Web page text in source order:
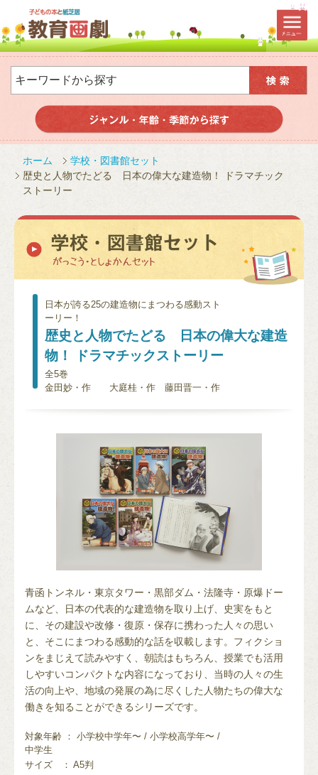
ホーム
学校・図書館セット
歴史と人物でたどる 日本の偉大な建造物！ ドラマチック
ストーリー
日本が誇る25の建造物にまつわる感動スト
ーリー！
歴史と人物でたどる 日本の偉大な建造
物！ ドラマチックストーリー
全5巻
金田妙・作 大庭桂・作 藤田晋一・作
青函トンネル・東京タワー・黒部ダム・法隆寺・原爆ドー
ムなど、日本の代表的な建造物を取り上げ、史実をもと
に、その建設や改修・復原・保存に携わった人々の思い
と、そこにまつわる感動的な話を収載します。フィクショ
ンをまじえて読みやすく、朝読はもちろん、授業でも活用
しやすいコンパクトな内容になっており、当時の人々の生
活の向上や、地域の発展の為に尽くした人物たちの偉大な
働きを知ることができるシリーズです。
対象年齢 ： 小学校中学年〜 / 小学校高学年〜 /
中学生
サイズ
： A5判